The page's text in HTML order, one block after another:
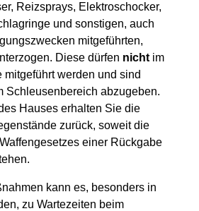
Reizsprays, Elektroschocker,
und sonstigen, auch
mitgeführten,
Diese dürfen nicht im
mitgeführt werden und sind
Schleusenbereich abzugeben.
Hauses erhalten Sie die
zurück, soweit die
einer Rückgabe
kann es, besonders in
zu Wartezeiten beim